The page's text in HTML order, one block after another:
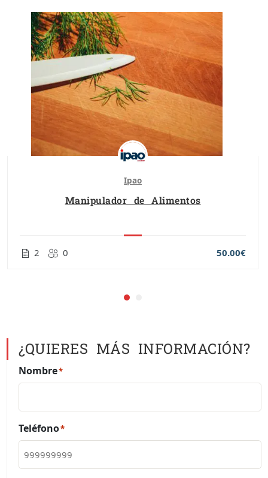
Ipao
Manipulador de Alimentos
2 0 50.00€
¿QUIERES MÁS INFORMACIÓN?
Nombre*
Teléfono*